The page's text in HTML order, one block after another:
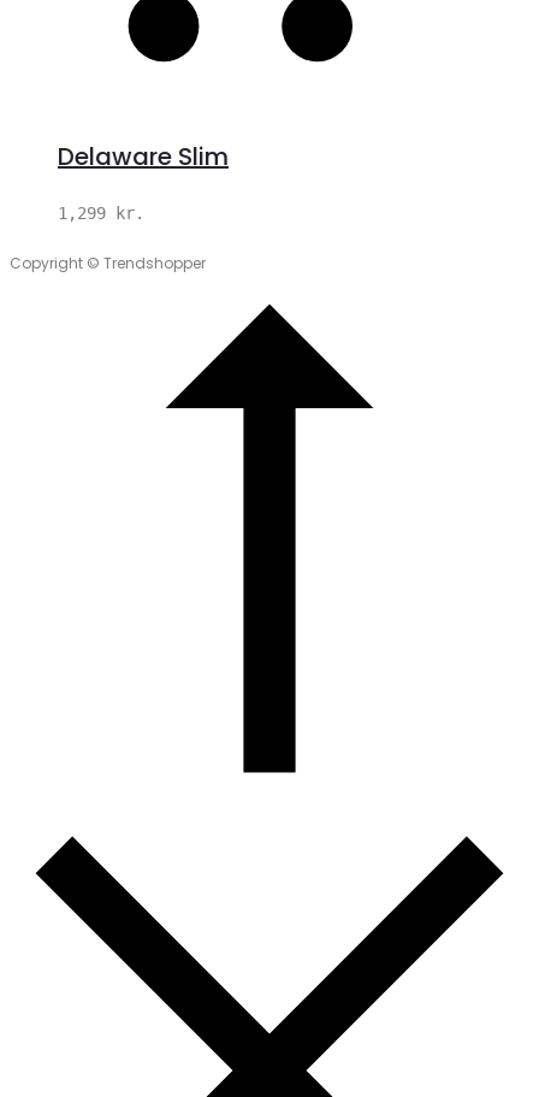
Delaware Slim
1,299 kr.
Copyright © Trendshopper